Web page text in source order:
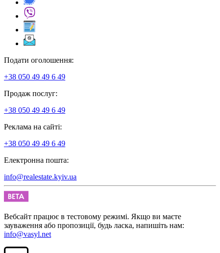
Подати оголошення:
+38 050 49 49 6 49
Продаж послуг:
+38 050 49 49 6 49
Реклама на сайті:
+38 050 49 49 6 49
Електронна пошта:
info@realestate.kyiv.ua
Вебсайт працює в тестовому режимі. Якщо ви маєте
зауваження або пропозиції, будь ласка, напишіть нам:
info@vasyl.net